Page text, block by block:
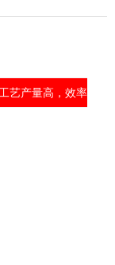
艺产量高，效率